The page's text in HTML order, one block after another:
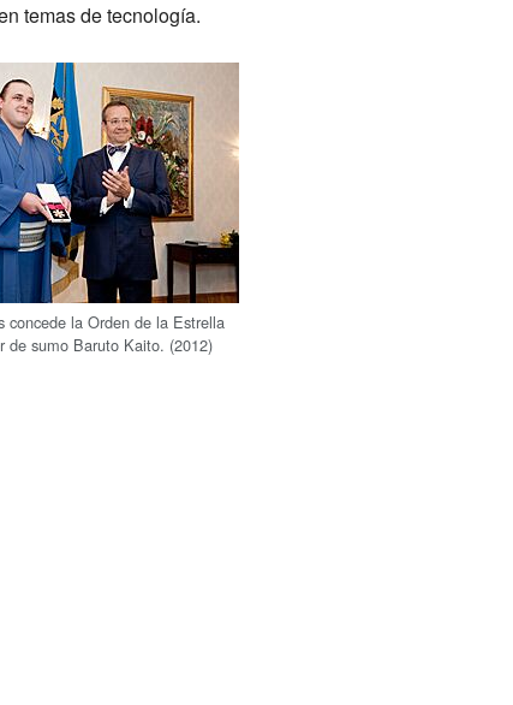
temas de tecnología.
concede la Orden de la Estrella
de sumo Baruto Kaito. (2012)